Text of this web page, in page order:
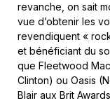
revanche, on sait
vue d’obtenir les
revendiquent «
et bénéficiant du
que Fleetwood
Clinton) ou Oasis
Blair aux Brit